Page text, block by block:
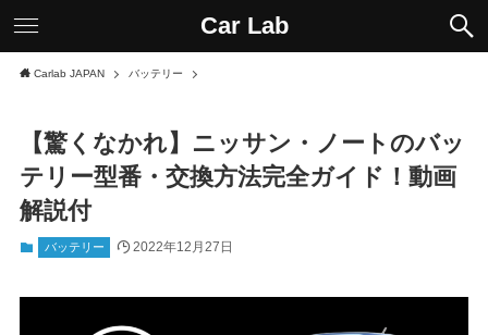
Car Lab
Carlab JAPAN バッテリー
【驚くなかれ】ニッサン・ノートのバッ
テリー型番・交換方法完全ガイド！動画
解説付
バッテリー 2022年12月27日